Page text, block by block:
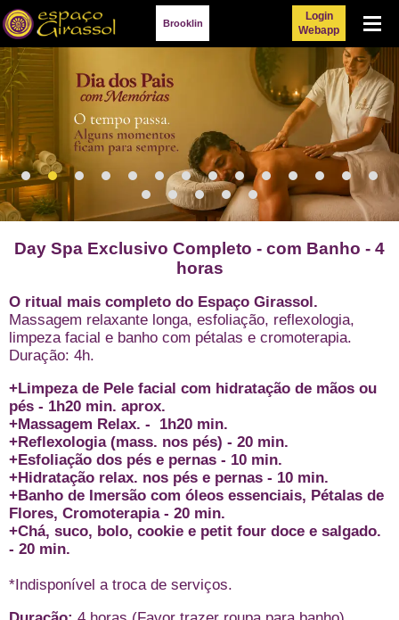
Login
WebappMenu
Brooklin
Day Spa Exclusivo Completo - com Banho - 4
horas
O ritual mais completo do Espaço Girassol.
Massagem relaxante longa, esfoliação, reflexologia,
limpeza facial e banho com pétalas e cromoterapia.
Duração: 4h.
+Limpeza de Pele facial com hidratação de mãos ou
pés - 1h20 min. aprox.
+Massagem Relax. - 1h20 min.
+Reflexologia (mass. nos pés) - 20 min.
+Esfoliação dos pés e pernas - 10 min.
+Hidratação relax. nos pés e pernas - 10 min.
+Banho de Imersão com óleos essenciais, Pétalas de
Flores, Cromoterapia - 20 min.
+Chá, suco, bolo, cookie e petit four doce e salgado.
- 20 min.
*Indisponível a troca de serviços.